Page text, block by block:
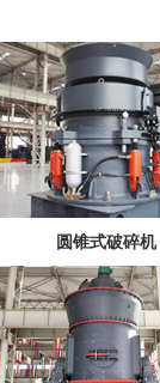
圆锥式破碎机